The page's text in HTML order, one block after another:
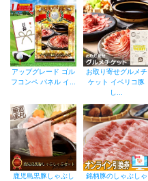
アップグレード ゴル
フコンペ パネル イ...
お取り寄せグルメチ
ケット イベリコ豚
し...
鹿児島黒豚しゃぶし
銘柄豚のしゃぶしゃ